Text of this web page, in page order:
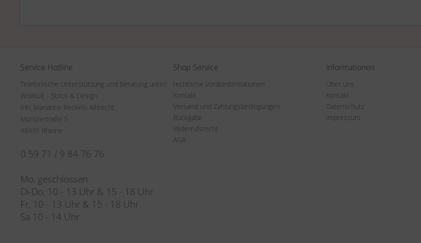
Service Hotline
Telefonische Unterstützung und Beratung unter:
WollKult - Strick & Design
Inh. Marianne Reckels-Albrecht
Münstertraße 5
48431 Rheine
0 59 71 / 9 84 76 76
Mo, geschlossen
Di-Do, 10 - 13 Uhr & 15 - 18 Uhr
Fr, 10 - 13 Uhr & 15 - 18 Uhr
Sa 10 - 14 Uhr
Shop Service
rechtliche Vorabinformationen
Kontakt
Versand und Zahlungsbedingungen
Rückgabe
Widerrufsrecht
AGB
Informationen
Über uns
Kontakt
Datenschutz
Impressum